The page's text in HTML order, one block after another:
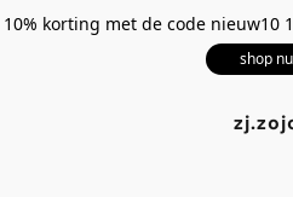
10% korting met de code nieuw10
shop nu